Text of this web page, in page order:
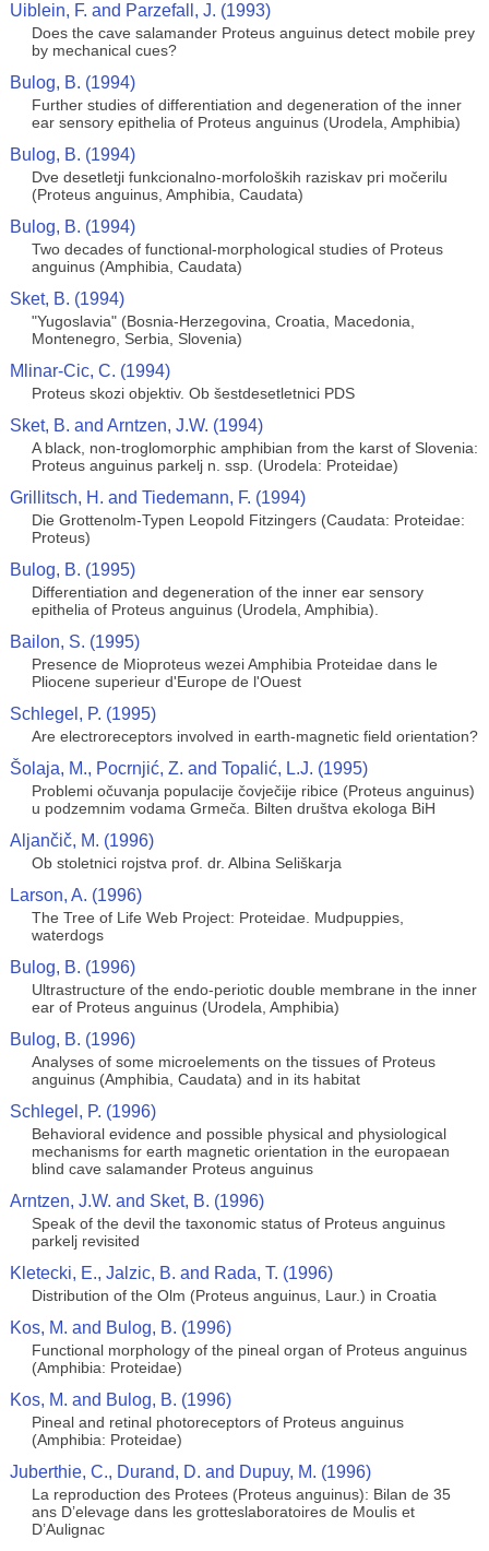
Uiblein, F. and Parzefall, J. (1993)
Does the cave salamander Proteus anguinus detect mobile prey
by mechanical cues?
Bulog, B. (1994)
Further studies of differentiation and degeneration of the inner
ear sensory epithelia of Proteus anguinus (Urodela, Amphibia)
Bulog, B. (1994)
Dve desetletji funkcionalno-morfoloških raziskav pri močerilu
(Proteus anguinus, Amphibia, Caudata)
Bulog, B. (1994)
Two decades of functional-morphological studies of Proteus
anguinus (Amphibia, Caudata)
Sket, B. (1994)
"Yugoslavia" (Bosnia-Herzegovina, Croatia, Macedonia,
Montenegro, Serbia, Slovenia)
Mlinar-Cic, C. (1994)
Proteus skozi objektiv. Ob šestdesetletnici PDS
Sket, B. and Arntzen, J.W. (1994)
A black, non-troglomorphic amphibian from the karst of Slovenia:
Proteus anguinus parkelj n. ssp. (Urodela: Proteidae)
Grillitsch, H. and Tiedemann, F. (1994)
Die Grottenolm-Typen Leopold Fitzingers (Caudata: Proteidae:
Proteus)
Bulog, B. (1995)
Differentiation and degeneration of the inner ear sensory
epithelia of Proteus anguinus (Urodela, Amphibia).
Bailon, S. (1995)
Presence de Mioproteus wezei Amphibia Proteidae dans le
Pliocene superieur d'Europe de l'Ouest
Schlegel, P. (1995)
Are electroreceptors involved in earth-magnetic field orientation?
Šolaja, M., Pocrnjić, Z. and Topalić, L.J. (1995)
Problemi očuvanja populacije čovječije ribice (Proteus anguinus)
u podzemnim vodama Grmeča. Bilten društva ekologa BiH
Aljančič, M. (1996)
Ob stoletnici rojstva prof. dr. Albina Seliškarja
Larson, A. (1996)
The Tree of Life Web Project: Proteidae. Mudpuppies,
waterdogs
Bulog, B. (1996)
Ultrastructure of the endo-periotic double membrane in the inner
ear of Proteus anguinus (Urodela, Amphibia)
Bulog, B. (1996)
Analyses of some microelements on the tissues of Proteus
anguinus (Amphibia, Caudata) and in its habitat
Schlegel, P. (1996)
Behavioral evidence and possible physical and physiological
mechanisms for earth magnetic orientation in the europaean
blind cave salamander Proteus anguinus
Arntzen, J.W. and Sket, B. (1996)
Speak of the devil the taxonomic status of Proteus anguinus
parkelj revisited
Kletecki, E., Jalzic, B. and Rada, T. (1996)
Distribution of the Olm (Proteus anguinus, Laur.) in Croatia
Kos, M. and Bulog, B. (1996)
Functional morphology of the pineal organ of Proteus anguinus
(Amphibia: Proteidae)
Kos, M. and Bulog, B. (1996)
Pineal and retinal photoreceptors of Proteus anguinus
(Amphibia: Proteidae)
Juberthie, C., Durand, D. and Dupuy, M. (1996)
La reproduction des Protees (Proteus anguinus): Bilan de 35
ans D’elevage dans les grotteslaboratoires de Moulis et
D’Aulignac